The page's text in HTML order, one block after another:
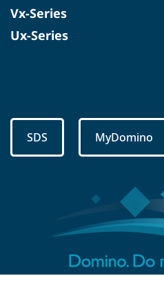
Vx-Series
Ux-Series
SDS MyDomino